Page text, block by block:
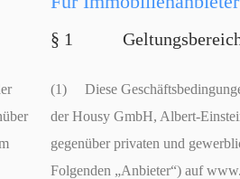
§ 1 Geltungsbereich,
(1) Diese
der Housy GmbH, Albert-
gegenüber privaten und
Folgenden „Anbieter“) auf